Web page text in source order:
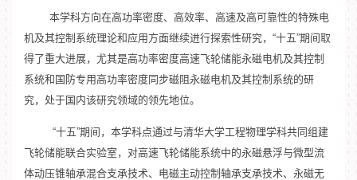
本学科方向在高功率密度、高效率、高速及高可靠性的特殊电
机及其控制系统理论和应用方面继续进行探索性研究，“十五”期间取
得了重大进展，尤其是高功率密度高速飞轮储能永磁电机及其控制
系统和国防专用高功率密度同步磁阻永磁电机及其控制系统的研
究，处于国内该研究领域的领先地位。
“十五”期间，本学科点通过与清华大学工程物理学科共同组建
飞轮储能联合实验室，对高速飞轮储能系统中的永磁悬浮与微型流
体动压锥轴承混合支承技术、电磁主动控制轴承支承技术、永磁无